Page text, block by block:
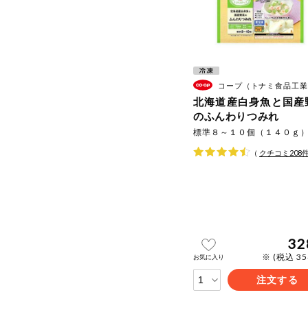
コープ（トナミ食品工
北海道産白身魚と国産
のふんわりつみれ
標準８～１０個（１４０ｇ
（ クチコミ 208
お気に入り ※ (税込
注文する